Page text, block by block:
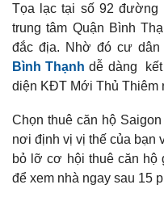
Tọa lạc tại số 92 đường
trung tâm Quận Bình
đắc địa. Nhờ đó cư
Bình Thạnh dễ dàng kết
diện KĐT Mới Thủ Thiêm
Chọn thuê căn hộ
nơi định vị vị thế của bạn
bỏ lỡ cơ hội thuê căn hộ
để xem nhà ngay sau 15